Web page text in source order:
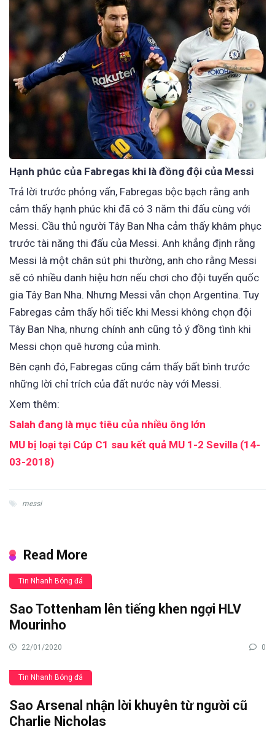
Hạnh phúc của Fabregas khi là đồng đội của Messi
Trả lời trước phỏng vấn, Fabregas bộc bạch rằng anh
cảm thấy hạnh phúc khi đã có 3 năm thi đấu cùng với
Messi. Cầu thủ người Tây Ban Nha cảm thấy khâm phục
trước tài năng thi đấu của Messi. Anh khẳng định rằng
Messi là một chân sút phi thường, anh cho rằng Messi
sẽ có nhiều danh hiệu hơn nếu chơi cho đội tuyển quốc
gia Tây Ban Nha. Nhưng Messi vẫn chọn Argentina. Tuy
Fabregas cảm thấy hối tiếc khi Messi không chọn đội
Tây Ban Nha, nhưng chính anh cũng tỏ ý đồng tình khi
Messi chọn quê hương của mình.
Bên cạnh đó, Fabregas cũng cảm thấy bất bình trước
những lời chỉ trích của đất nước này với Messi.
Xem thêm:
Salah đang là mục tiêu của nhiều ông lớn
MU bị loại tại Cúp C1 sau kết quả MU 1-2 Sevilla (14-
03-2018)
messi
Read More
Tin Nhanh Bóng đá
Sao Tottenham lên tiếng khen ngợi HLV
Mourinho
22/01/2020 0
Tin Nhanh Bóng đá
Sao Arsenal nhận lời khuyên từ người cũ
Charlie Nicholas